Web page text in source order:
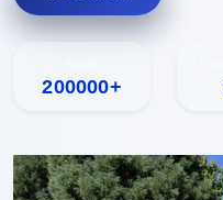
200000+